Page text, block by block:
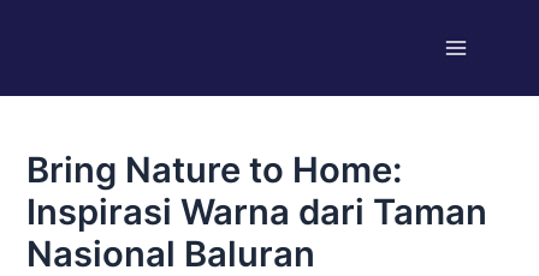
Bring Nature to Home:
Inspirasi Warna dari Taman
Nasional Baluran